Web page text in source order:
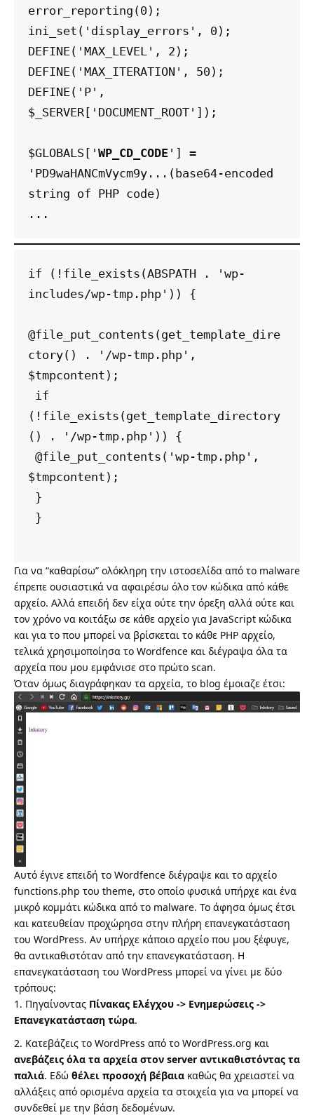
error_reporting(0);
ini_set('display_errors', 0);
DEFINE('MAX_LEVEL', 2);
DEFINE('MAX_ITERATION', 50);
DEFINE('P',
$_SERVER['DOCUMENT_ROOT']);
$GLOBALS[' WP_CD_CODE '] =
'PD9waHANCmVycm9y...(base64-encoded
string of PHP code)
...
if (!file_exists(ABSPATH . 'wp-
includes/wp-tmp.php')) {
@file_put_contents(get_template_dire
ctory() . '/wp-tmp.php',
$tmpcontent);
(!file_exists(get_template_directory
() . '/wp-tmp.php')) {
$tmpcontent);
Για να “καθαρίσω” ολόκληρη την ιστοσελίδα από το malware
έπρεπε ουσιαστικά να αφαιρέσω όλο τον κώδικα από κάθε
αρχείο. Αλλά επειδή δεν είχα ούτε την όρεξη αλλά ούτε και
τον χρόνο να κοιτάξω σε κάθε αρχείο για JavaScript κώδικα
και για το που μπορεί να βρίσκεται το κάθε PHP αρχείο,
τελικά χρησιμοποίησα το Wordfence και διέγραψα όλα τα
αρχεία που μου εμφάνισε στο πρώτο scan.
Όταν όμως διαγράφηκαν τα αρχεία, το blog έμοιαζε έτσι:
Αυτό έγινε επειδή το Wordfence διέγραψε και το αρχείο
functions.php του theme, στο οποίο φυσικά υπήρχε και ένα
μικρό κομμάτι κώδικα από το malware. Το άφησα όμως έτσι
και κατευθείαν προχώρησα στην πλήρη επανεγκατάσταση
του WordPress. Αν υπήρχε κάποιο αρχείο που μου ξέφυγε,
θα αντικαθιστόταν από την επανεγκατάσταση. Η
επανεγκατάσταση του WordPress μπορεί να γίνει με δύο
τρόπους:
Πηγαίνοντας Πίνακας Ελέγχου -> Ενημερώσεις ->
Επανεγκατάσταση τώρα.
Κατεβάζεις το WordPress από το WordPress.org και
ανεβάζεις όλα τα αρχεία στον server αντικαθιστόντας τα
παλιά. Εδώ θέλει προσοχή βέβαια καθώς θα χρειαστεί να
αλλάξεις από ορισμένα αρχεία τα στοιχεία για να μπορεί να
συνδεθεί με την βάση δεδομένων.